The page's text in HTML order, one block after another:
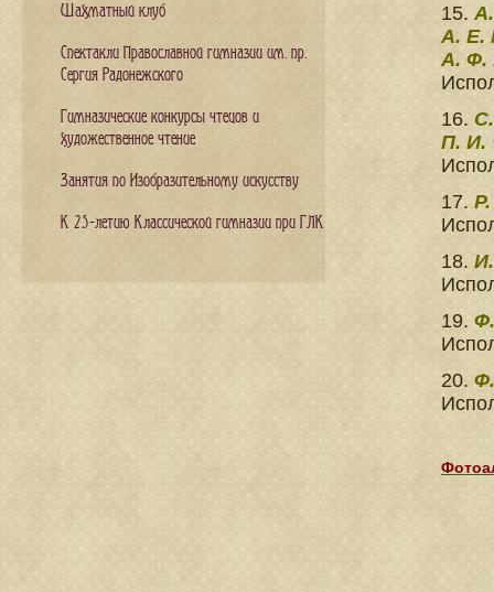
15.
А. Е.
А. Ф.
16.
П. И.
17.
18.
19.
20.
Шахматный клуб
Спектакли Православной гимназии им. пр.
Сергия Радонежского
Гимназические конкурсы чтецов и
художественное чтение
Занятия по Изобразительному искусству
К 25-летию Классической гимназии при ГЛК